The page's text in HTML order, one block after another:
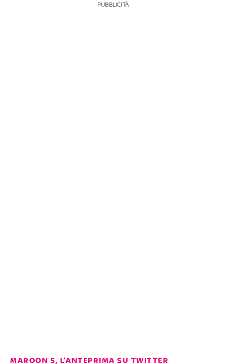
PUBBLICITÀ
MAROON 5, L’ANTEPRIMA SU TWITTER